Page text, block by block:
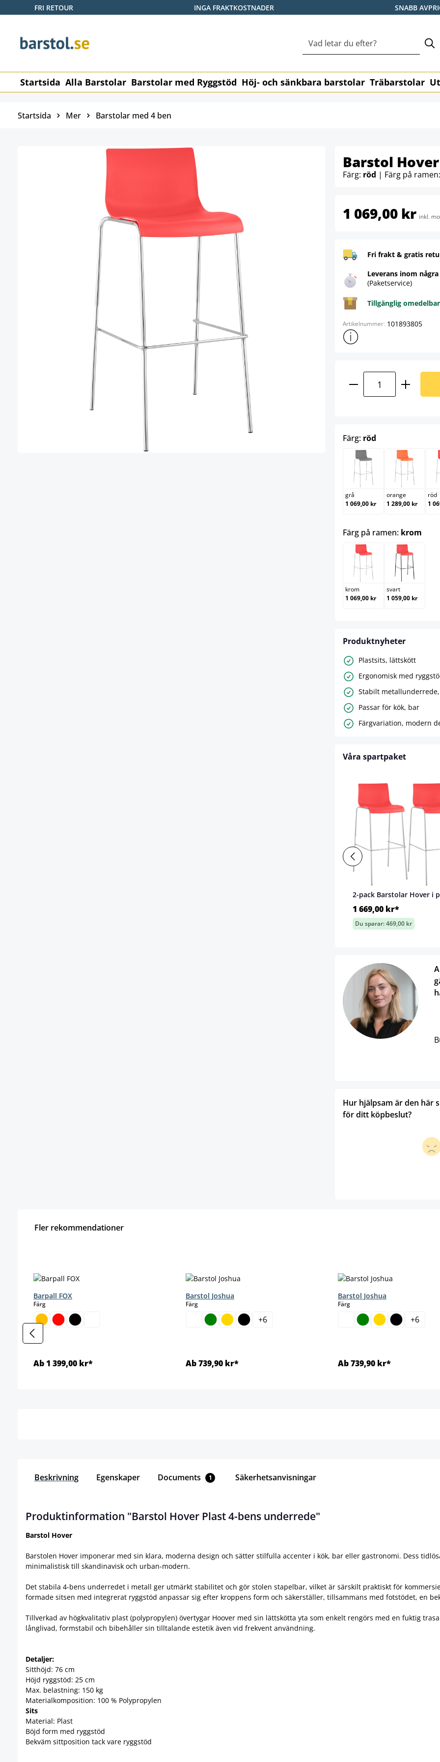
till huvudinnehåll
Hoppa till sökning
Hoppa till huvudnavigering
FRI RETOUR INGA FRAKTKOSTNADER SNABB
Startsida Alla Barstolar Barstolar med Ryggstöd Höj- och sänkbara barstolar Träbarstolar
Startsida Mer Barstolar med 4 ben
Barstol
Färg: röd | Färg på ramen:
1 069,00 kr inkl.
Fri frakt & gratis
Leverans inom
(Paketservice)
Tillgänglig
Artikelnummer: 101893805
Visa mer produktinformation
Färg: röd
grå
grå
1 069,00 kr
orange
orange
1 289,00 kr
röd
1
Färg på ramen: krom
krom
krom
1 069,00 kr
svart
svart
1 059,00 kr
Produktnyheter
Plastsits, lättskött
Ergonomisk med
Stabilt
Passar för kök, bar
Färgvariation, modern
Våra spartpaket
2-pack Barstolar Hover i
1 669,00 kr*
Du sparar: 469,00 kr
Hur hjälpsam är den här
för ditt köpbeslut?
Fler rekommendationer
Barpall FOX
Färgselect
Ab 1 399,00 kr*
Barstol Joshua
Färgselect
+6
Ab 739,90 kr*
Barstol Joshua
Färgselect
+6
Ab 739,90 kr*
Beskrivning Egenskaper Documents 1 Säkerhetsanvisningar
Produktinformation "Barstol Hover Plast 4-bens underrede"
Barstol Hover
Barstolen Hover imponerar med sin klara, moderna design och sätter stilfulla accenter i kök, bar eller gastronomi. Dess
minimalistisk till skandinavisk och urban-modern.
Det stabila 4-bens underredet i metall ger utmärkt stabilitet och gör stolen stapelbar, vilket är särskilt praktiskt för
formade sitsen med integrerat ryggstöd anpassar sig efter kroppens form och säkerställer, tillsammans med fotstödet, en
Tillverkad av högkvalitativ plast (polypropylen) övertygar Hoover med sin lättskötta yta som enkelt rengörs med en fuktig
långlivad, formstabil och bibehåller sin tilltalande estetik även vid frekvent användning.
Detaljer:
Sitthöjd: 76 cm
Höjd ryggstöd: 25 cm
Max. belastning: 150 kg
Materialkomposition: 100 % Polypropylen
Sits
Material: Plast
Böjd form med ryggstöd
Bekväm sittposition tack vare ryggstöd